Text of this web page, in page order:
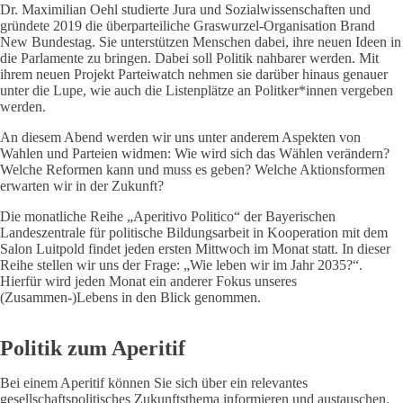
Dr. Maximilian Oehl studierte Jura und Sozialwissenschaften und
gründete 2019 die überparteiliche Graswurzel-Organisation Brand
New Bundestag. Sie unterstützen Menschen dabei, ihre neuen Ideen in
die Parlamente zu bringen. Dabei soll Politik nahbarer werden. Mit
ihrem neuen Projekt Parteiwatch nehmen sie darüber hinaus genauer
unter die Lupe, wie auch die Listenplätze an Politker*innen vergeben
werden.
An diesem Abend werden wir uns unter anderem Aspekten von
Wahlen und Parteien widmen: Wie wird sich das Wählen verändern?
Welche Reformen kann und muss es geben? Welche Aktionsformen
erwarten wir in der Zukunft?
Die monatliche Reihe „Aperitivo Politico“ der Bayerischen
Landeszentrale für politische Bildungsarbeit in Kooperation mit dem
Salon Luitpold findet jeden ersten Mittwoch im Monat statt. In dieser
Reihe stellen wir uns der Frage: „Wie leben wir im Jahr 2035?“.
Hierfür wird jeden Monat ein anderer Fokus unseres
(Zusammen-)Lebens in den Blick genommen.
Politik zum Aperitif
Bei einem Aperitif können Sie sich über ein relevantes
gesellschaftspolitisches Zukunftsthema informieren und austauschen.